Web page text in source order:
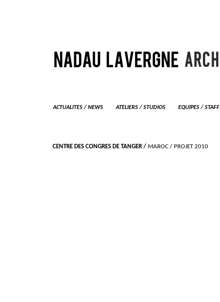
ACTUALITES / NEWS ATELIERS / STUDIOS EQUIPES / STAFF
CENTRE DES CONGRES DE TANGER / MAROC / PROJET 2010